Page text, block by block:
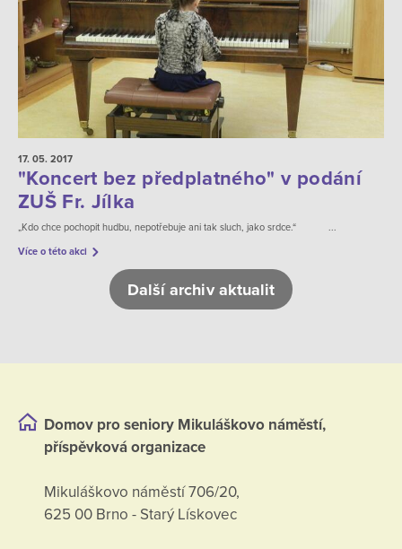
17. 05. 2017
"Koncert bez předplatného" v podání
ZUŠ Fr. Jílka
„Kdo chce pochopit hudbu, nepotřebuje ani tak sluch, jako srdce.“ ...
Více o této akci
Další archiv aktualit
Domov pro seniory Mikuláškovo náměstí,
příspěvková organizace
Mikuláškovo náměstí 706/20,
625 00 Brno - Starý Lískovec